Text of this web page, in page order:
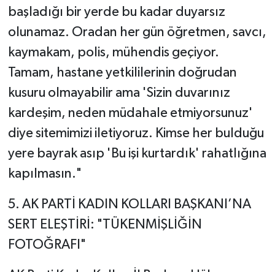
başladığı bir yerde bu kadar duyarsız
olunamaz. Oradan her gün öğretmen, savcı,
kaymakam, polis, mühendis geçiyor.
Tamam, hastane yetkililerinin doğrudan
kusuru olmayabilir ama 'Sizin duvarınız
kardeşim, neden müdahale etmiyorsunuz'
diye sitemimizi iletiyoruz. Kimse her bulduğu
yere bayrak asıp 'Bu işi kurtardık' rahatlığına
kapılmasın."
​5. AK PARTİ KADIN KOLLARI BAŞKANI’NA
SERT ELEŞTİRİ: "TÜKENMİŞLİĞİN
FOTOĞRAFI"